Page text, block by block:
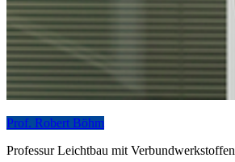
Prof. Robert Böhm
Professur Leichtbau mit Verbundwerkstoffen